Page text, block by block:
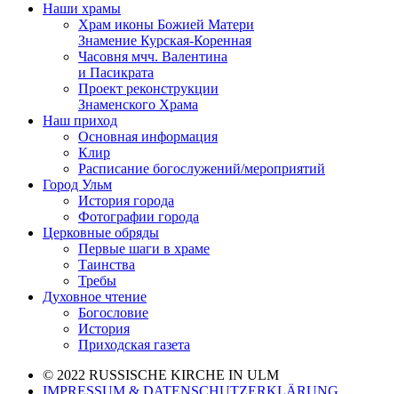
Наши храмы
Храм иконы Божией Матери
Знамение Курская-Коренная
Часовня мчч. Валентина
и Пасикрата
Проект реконструкции
Знаменского Храма
Наш приход
Основная информация
Клир
Расписание богослужений/мероприятий
Город Ульм
История города
Фотографии города
Церковные обряды
Первые шаги в храме
Таинства
Требы
Духовное чтение
Богословие
История
Приходская газета
© 2022 RUSSISCHE KIRCHE IN ULM
IMPRESSUM & DATENSCHUTZERKLÄRUNG